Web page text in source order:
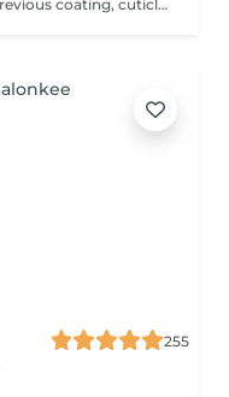
This service includes removal of the previous coating, cuticle care, sidewall refinement, nail plate preparation, and application of a new gel polish coating. To maintain a neat appearance and long-lasting results, a refill is recommended every 2.53 weeks.
255